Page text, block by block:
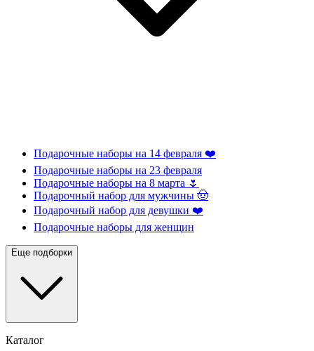
Подарочные наборы на 14 февраля ❤️
Подарочные наборы на 23 февраля
Подарочные наборы на 8 марта 🌷
Подарочный набор для мужчины 🤠
Подарочный набор для девушки ❤️
Подарочные наборы для женщин
Еще подборки
Каталог